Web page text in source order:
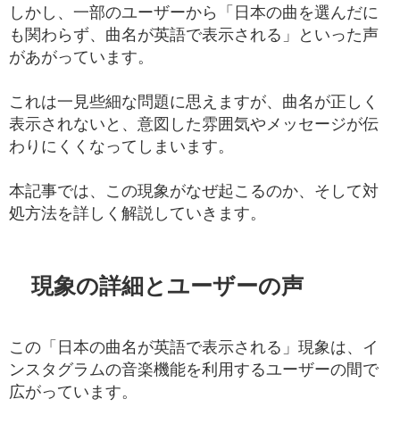
しかし、一部のユーザーから「日本の曲を選んだに
も関わらず、曲名が英語で表示される」といった声
があがっています。
これは一見些細な問題に思えますが、曲名が正しく
表示されないと、意図した雰囲気やメッセージが伝
わりにくくなってしまいます。
本記事では、この現象がなぜ起こるのか、そして対
処方法を詳しく解説していきます。
現象の詳細とユーザーの声
この「日本の曲名が英語で表示される」現象は、イ
ンスタグラムの音楽機能を利用するユーザーの間で
広がっています。